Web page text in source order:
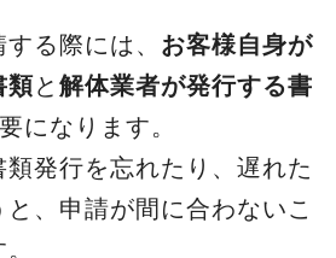
る際には、 お客様自身が
類と 解体業者が発行する書
になります。
発行を忘れたり、遅れた
と、申請が間に合わないこ